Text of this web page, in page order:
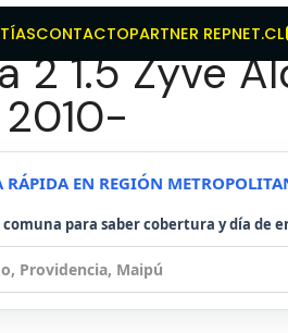
CONTACTOPARTNER REPNET.CL
Embrague
2 1.5 Zyve
RÁPIDA EN REGIÓN
comuna para saber cobertura y día de